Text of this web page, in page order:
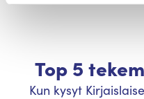
Top 5
Kun kysyt